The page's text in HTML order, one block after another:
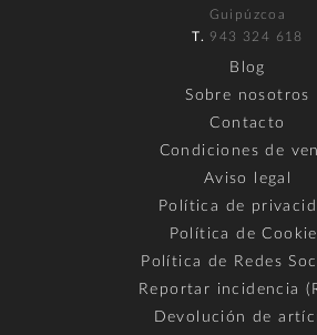
Guipúzcoa
T. 943 324 618
Blog
Sobre nosotros
Contacto
Condiciones de
Aviso legal
Política de
Política de
Política de Redes
Reportar incidencia
Devolución de